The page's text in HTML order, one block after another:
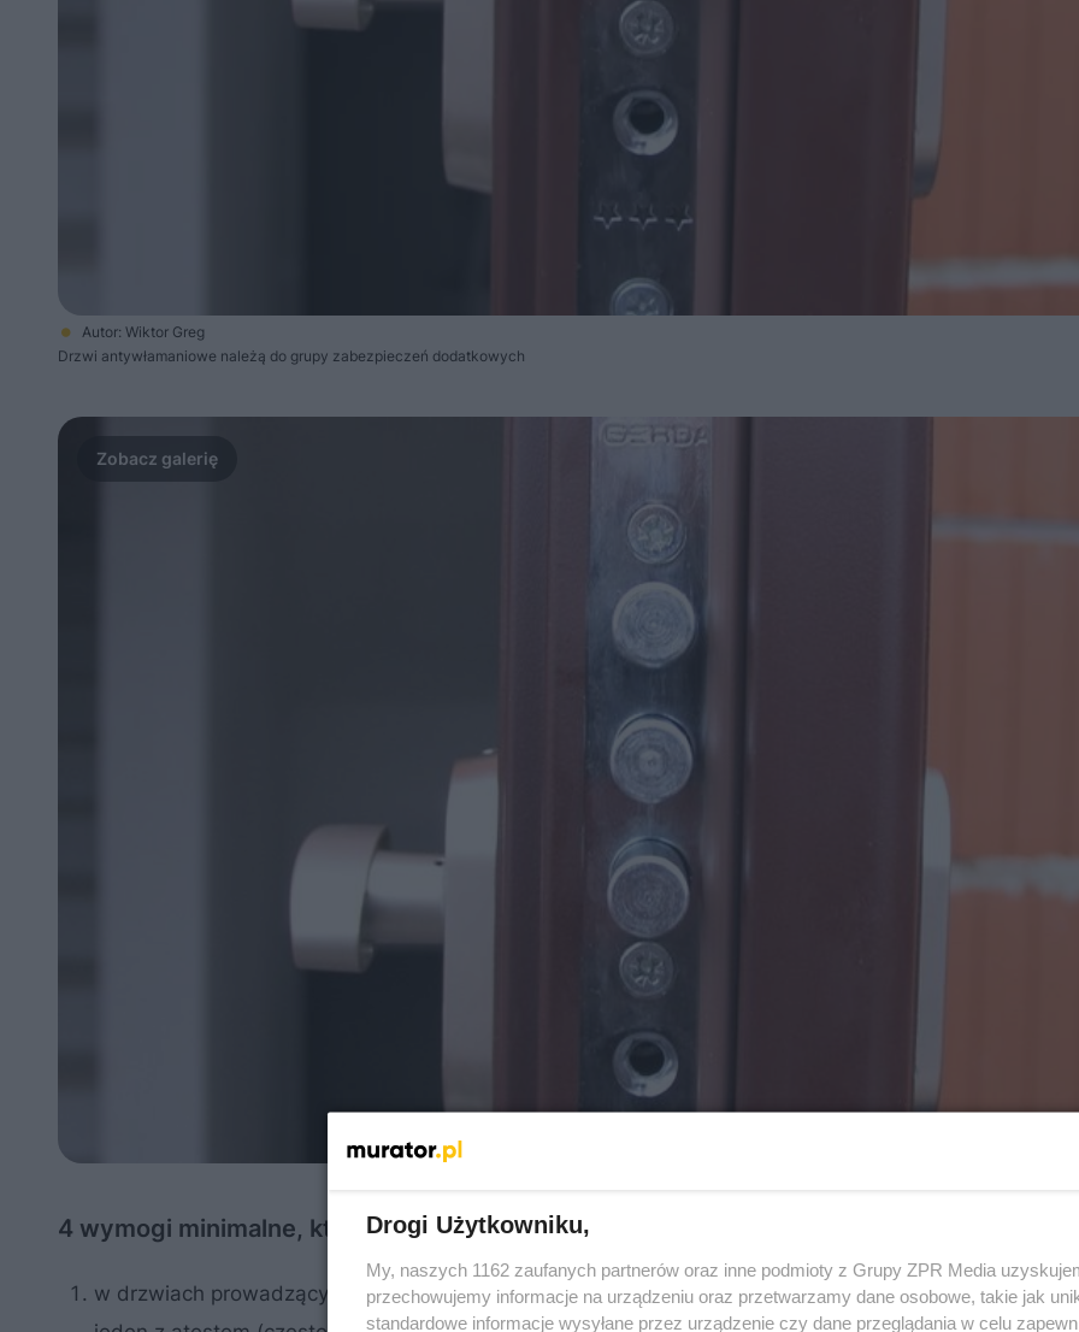
Autor: Wiktor Greg
Drzwi antywłamaniowe należą do grupy zabezpieczeń dodatkowych
4 wymogi minimalne, które decydują o ubezpieczeniu domu:
w drzwiach prowadzących do budynku mieszkalnego muszą być co najmniej dwa zamki
Drogi Użytkowniku,
My, naszych 1162 zaufanych partnerów oraz inne podmioty z Grupy ZPR Media
przechowujemy informacje na urządzeniu oraz przetwarzamy dane osobowe, takie jak
standardowe informacje wysyłane przez urządzenie czy dane przeglądania w celu